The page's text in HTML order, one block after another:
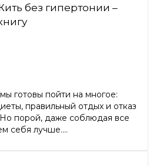
без гипертонии –
готовы пойти на многое:
правильный отдых и отказ
порой, даже соблюдая все
себя лучше....